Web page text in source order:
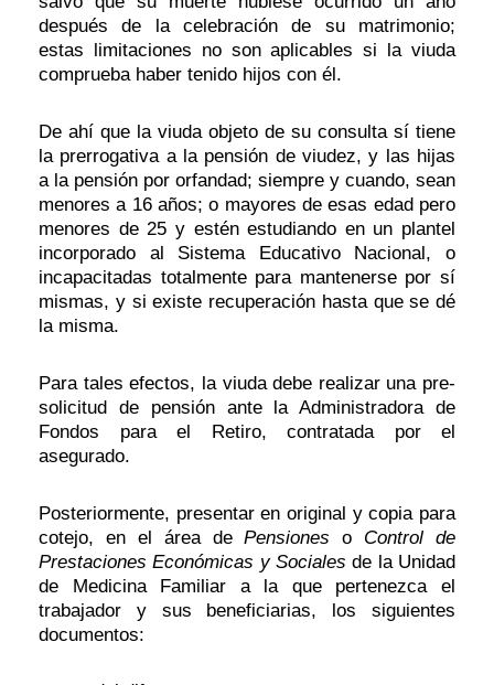
después de la celebración de su matrimonio;
estas limitaciones no son aplicables si la viuda
comprueba haber tenido hijos con él.
De ahí que la viuda objeto de su consulta sí tiene
la prerrogativa a la pensión de viudez, y las hijas
a la pensión por orfandad; siempre y cuando, sean
menores a 16 años; o mayores de esas edad pero
menores de 25 y estén estudiando en un plantel
incorporado al Sistema Educativo Nacional, o
incapacitadas totalmente para mantenerse por sí
mismas, y si existe recuperación hasta que se dé
la misma.
Para tales efectos, la viuda debe realizar una pre-
solicitud de pensión ante la Administradora de
Fondos para el Retiro, contratada por el
asegurado.
Posteriormente, presentar en original y copia para
cotejo, en el área dePensioneso Control de
Prestaciones Económicas y Sociales de la Unidad
de Medicina Familiar a la que pertenezca el
trabajador y sus beneficiarias, los siguientes
documentos: